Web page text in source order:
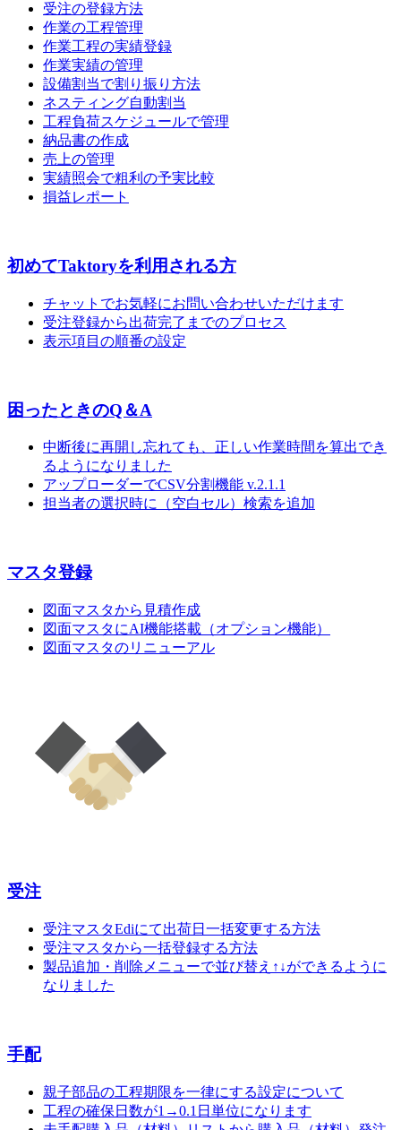
受注の登録方法
作業の工程管理
作業工程の実績登録
作業実績の管理
設備割当で割り振り方法
ネスティング自動割当
工程負荷スケジュールで管理
納品書の作成
売上の管理
実績照会で粗利の予実比較
損益レポート
初めてTaktoryを利用される方
チャットでお気軽にお問い合わせいただけます
受注登録から出荷完了までのプロセス
表示項目の順番の設定
困ったときのQ＆A
中断後に再開し忘れても、正しい作業時間を算出でき
るようになりました
アップローダーでCSV分割機能 v.2.1.1
担当者の選択時に（空白セル）検索を追加
マスタ登録
図面マスタから見積作成
図面マスタにAI機能搭載（オプション機能）
図面マスタのリニューアル
受注
受注マスタEdiにて出荷日一括変更する方法
受注マスタから一括登録する方法
製品追加・削除メニューで並び替え↑↓ができるように
なりました
手配
親子部品の工程期限を一律にする設定について
工程の確保日数が1→0.1日単位になります